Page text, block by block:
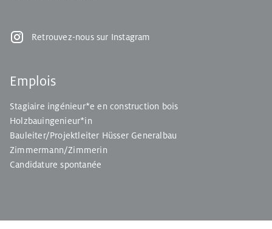
Retrouvez-nous sur Instagram
Emplois
Stagiaire ingénieur*e en construction bois
Holzbauingenieur*in
Bauleiter/Projektleiter Hüsser Generalbau
Zimmermann/Zimmerin
Candidature spontanée